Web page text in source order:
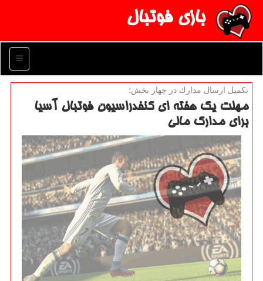
بازی فوتبال
منو
تكمیل ارسال مدارك در چهار بخش؛
مهلت یك هفته ای كنفدراسیون فوتبال آسیا
برای مدارك مالی